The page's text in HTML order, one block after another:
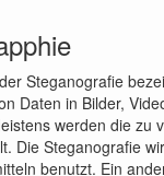
Steganografie
Daten in Bilder,
werden die zu
Die Steganografie
benutzt. Ein